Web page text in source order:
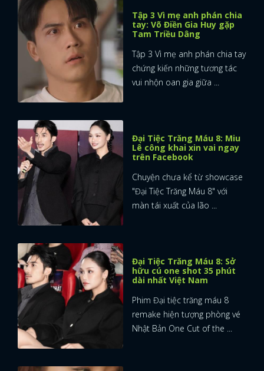
Tập 3 Vì mẹ anh phán chia
tay: Võ Điền Gia Huy gặp
Tam Triều Dâng
Tập 3 Vì mẹ anh phán chia tay
chứng kiến những tương tác
vui nhộn oan gia giữa ...
Đại Tiệc Trăng Máu 8: Miu
Lê công khai xin vai ngay
trên Facebook
Chuyện chưa kể từ showcase
"Đại Tiệc Trăng Máu 8" với
màn tái xuất của lão ...
Đại Tiệc Trăng Máu 8: Sở
hữu cú one shot 35 phút
dài nhất Việt Nam
Phim Đại tiệc trăng máu 8
remake hiện tượng phòng vé
Nhật Bản One Cut of the ...